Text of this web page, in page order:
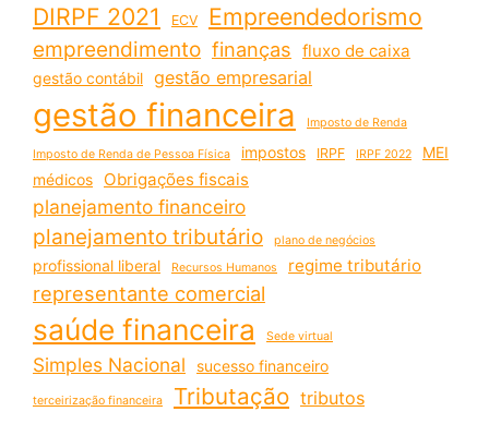
DIRPF 2021 ECV Empreendedorismo
empreendimento finanças fluxo de caixa
gestão contábil gestão empresarial
gestão financeira Imposto de Renda
Imposto de Renda de Pessoa Física impostos IRPF IRPF 2022
MEI
médicos
Obrigações fiscais
planejamento financeiro
planejamento tributário plano de negócios
profissional liberal Recursos Humanos regime tributário
representante comercial
saúde financeira Sede virtual
Simples Nacional sucesso financeiro
terceirização financeira Tributação tributos